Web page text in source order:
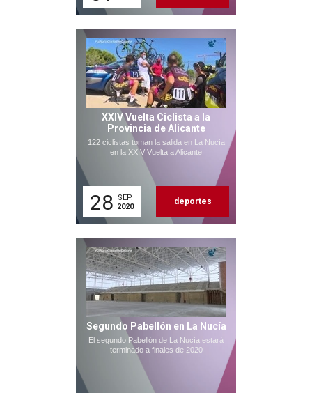
XXIV Vuelta Ciclista a la
Provincia de Alicante
122 ciclistas toman la salida en La Nucía
en la XXIV Vuelta a Alicante
28
SEP.
2020
deportes
Segundo Pabellón en La Nucía
El segundo Pabellón de La Nucía estará
terminado a finales de 2020